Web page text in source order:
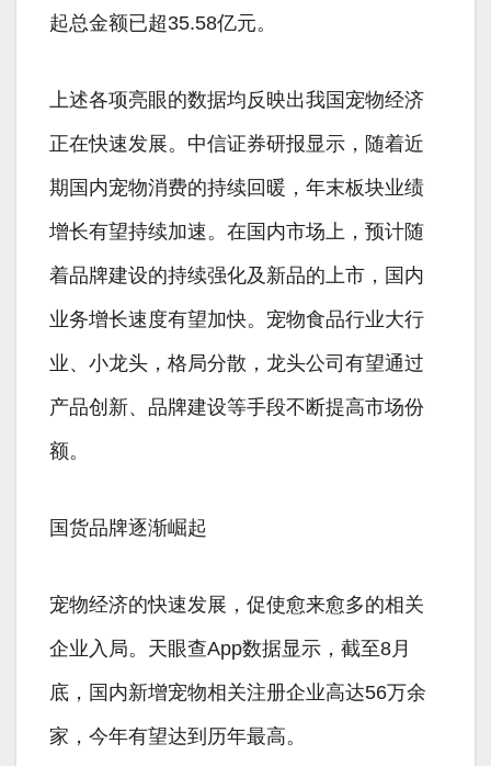
起总金额已超35.58亿元。
上述各项亮眼的数据均反映出我国宠物经济
正在快速发展。中信证券研报显示，随着近
期国内宠物消费的持续回暖，年末板块业绩
增长有望持续加速。在国内市场上，预计随
着品牌建设的持续强化及新品的上市，国内
业务增长速度有望加快。宠物食品行业大行
业、小龙头，格局分散，龙头公司有望通过
产品创新、品牌建设等手段不断提高市场份
额。
国货品牌逐渐崛起
宠物经济的快速发展，促使愈来愈多的相关
企业入局。天眼查App数据显示，截至8月
底，国内新增宠物相关注册企业高达56万余
家，今年有望达到历年最高。